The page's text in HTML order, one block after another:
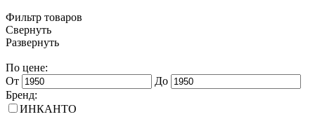
Фильтр товаров
Свернуть
Развернуть
По цене:
От
До
Бренд:
ИНКАНТО